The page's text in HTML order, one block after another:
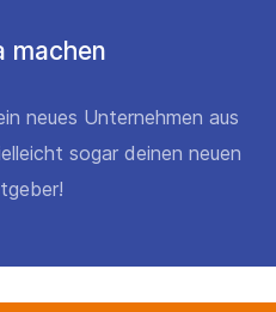
machen
neues Unternehmen aus
sogar deinen neuen